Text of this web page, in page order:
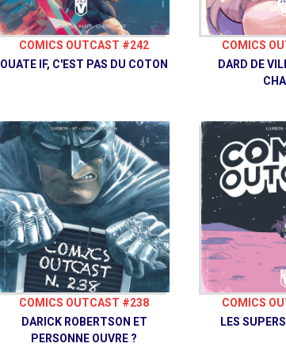
COMICS OUTCAST #242
OUATE IF, C'EST PAS DU COTON
COMICS
DARD DE
COMICS OUTCAST #238
DARICK ROBERTSON ET
PERSONNE OUVRE ?
COMICS
LES